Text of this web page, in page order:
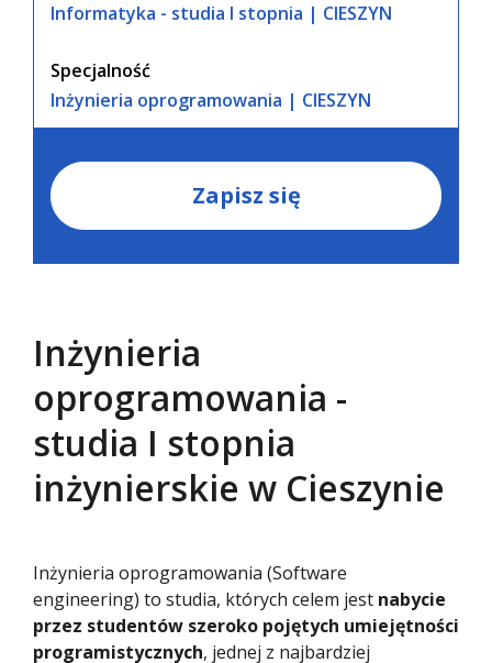
Informatyka - studia I stopnia | CIESZYN
Specjalność
Inżynieria oprogramowania | CIESZYN
Zapisz się
Inżynieria
oprogramowania -
studia I stopnia
inżynierskie w Cieszynie
Inżynieria oprogramowania (Software
engineering) to studia, których celem jest nabycie
przez studentów szeroko pojętych umiejętności
programistycznych, jednej z najbardziej